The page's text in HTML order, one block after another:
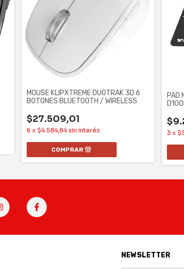
MOUSE KLIPXTREME DUOTRAK 3D 6
BOTONES BLUETOOTH / WIRELESS
$27.509,01
6 x $4.584,84 sin interés
PAD
3 x
NEWSLETTER